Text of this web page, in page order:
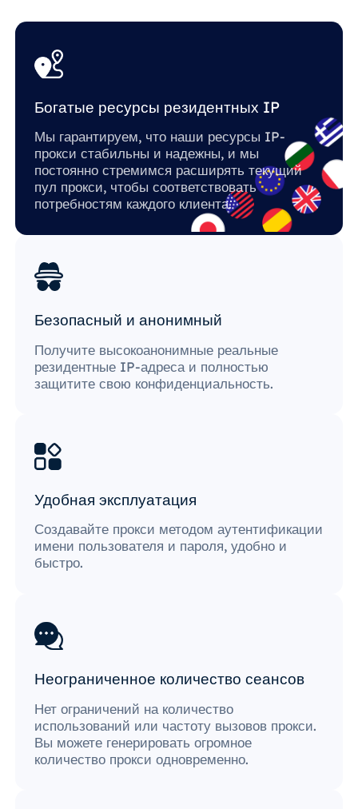
Богатые ресурсы резидентных IP
Мы гарантируем, что наши ресурсы IP-
прокси стабильны и надежны, и мы
постоянно стремимся расширять текущий
пул прокси, чтобы соответствовать
потребностям каждого клиента.
Безопасный и анонимный
Получите высокоанонимные реальные
резидентные IP-адреса и полностью
защитите свою конфиденциальность.
Удобная эксплуатация
Создавайте прокси методом аутентификации
имени пользователя и пароля, удобно и
быстро.
Неограниченное количество сеансов
Нет ограничений на количество
использований или частоту вызовов прокси.
Вы можете генерировать огромное
количество прокси одновременно.